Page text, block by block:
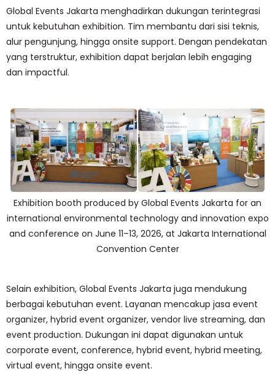
Global Events Jakarta menghadirkan dukungan terintegrasi
untuk kebutuhan exhibition. Tim membantu dari sisi teknis,
alur pengunjung, hingga onsite support. Dengan pendekatan
yang terstruktur, exhibition dapat berjalan lebih engaging
dan impactful.
Exhibition booth produced by Global Events Jakarta for an
international environmental technology and innovation expo
and conference on June 11–13, 2026, at Jakarta International
Convention Center
Selain exhibition, Global Events Jakarta juga mendukung
berbagai kebutuhan event. Layanan mencakup jasa event
organizer, hybrid event organizer, vendor live streaming, dan
event production. Dukungan ini dapat digunakan untuk
corporate event, conference, hybrid event, hybrid meeting,
virtual event, hingga onsite event.